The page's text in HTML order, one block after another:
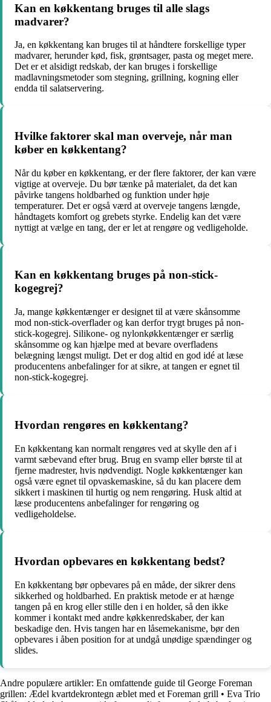
Kan en køkkentang bruges til alle slags
madvarer?
Ja, en køkkentang kan bruges til at håndtere forskellige typer
madvarer, herunder kød, fisk, grøntsager, pasta og meget mere.
Det er et alsidigt redskab, der kan bruges i forskellige
madlavningsmetoder som stegning, grillning, kogning eller
endda til salatservering.
Hvilke faktorer skal man overveje, når man
køber en køkkentang?
Når du køber en køkkentang, er der flere faktorer, der kan være
vigtige at overveje. Du bør tænke på materialet, da det kan
påvirke tangens holdbarhed og funktion under høje
temperaturer. Det er også værd at overveje tangens længde,
håndtagets komfort og grebets styrke. Endelig kan det være
nyttigt at vælge en tang, der er let at rengøre og vedligeholde.
Kan en køkkentang bruges på non-stick-
kogegrej?
Ja, mange køkkentænger er designet til at være skånsomme
mod non-stick-overflader og kan derfor trygt bruges på non-
stick-kogegrej. Silikone- og nylonkøkkentænger er særlig
skånsomme og kan hjælpe med at bevare overfladens
belægning længst muligt. Det er dog altid en god idé at læse
producentens anbefalinger for at sikre, at tangen er egnet til
non-stick-kogegrej.
Hvordan rengøres en køkkentang?
En køkkentang kan normalt rengøres ved at skylle den af i
varmt sæbevand efter brug. Brug en svamp eller børste til at
fjerne madrester, hvis nødvendigt. Nogle køkkentænger kan
også være egnet til opvaskemaskine, så du kan placere dem
sikkert i maskinen til hurtig og nem rengøring. Husk altid at
læse producentens anbefalinger for rengøring og
vedligeholdelse.
Hvordan opbevares en køkkentang bedst?
En køkkentang bør opbevares på en måde, der sikrer dens
sikkerhed og holdbarhed. En praktisk metode er at hænge
tangen på en krog eller stille den i en holder, så den ikke
kommer i kontakt med andre køkkenredskaber, der kan
beskadige den. Hvis tangen har en låsemekanisme, bør den
opbevares i åben position for at undgå unødige spændinger og
slides.
Andre populære artikler: En omfattende guide til George Foreman
grillen: Ædel kvartdekrontegn æblet med et Foreman grill • Eva Trio